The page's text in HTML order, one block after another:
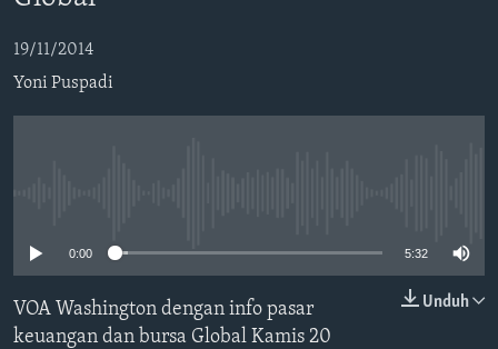
Utama
Lanjut
DAFTAR PROGRAM
Learning English
19/11/2014
Yoni Puspadi
0:00 5:32
Unduh
VOA Washington dengan info pasar
keuangan dan bursa Global Kamis 20